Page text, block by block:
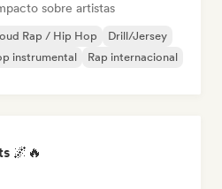
sobre artistas
Rap / Hip Hop
Drill/Jersey
instrumental
Rap internacional
🌌🔥